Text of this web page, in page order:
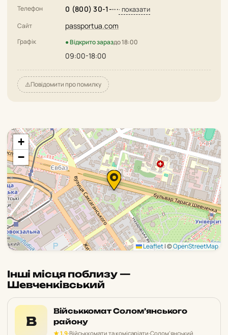
Телефон 0 (800) 30-1-···· показати
Сайт passportua.com
Графік ● Відкрито зараздо 18:00
09:00-18:00
⚠️Повідомити про помилку
+
−
Leaflet|©OpenStreetMap
Інші місця поблизу —
Шевченківський
В
Військкомат Солом’янського
району
★ 1,9·Військкомати та комісаріати·Солом’янський